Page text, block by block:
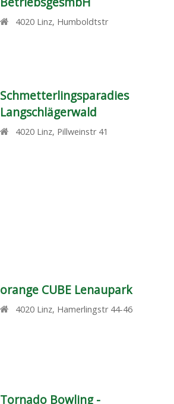
4020 Linz, Humboldtstr
Schmetterlingsparadies
Langschlägerwald
4020 Linz, Pillweinstr 41
orange CUBE Lenaupark
4020 Linz, Hamerlingstr 44-46
Tornado Bowling -